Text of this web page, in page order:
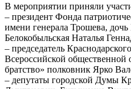
В мероприятии приняли
– президент Фонда
имени генерала Трошева,
Белокобыльская Наталья
– председатель
Всероссийской общественной
братство» полковник Ярко
– депутаты городской Думы